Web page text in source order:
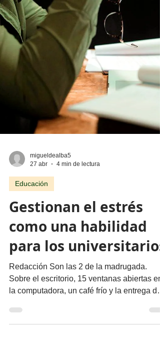
27 abr
4 min de lectura
Educación
Gestionan el estrés
como una habilidad
para los universitarios